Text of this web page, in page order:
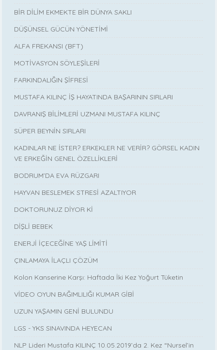
BİR DİLİM EKMEKTE BİR DÜNYA SAKLI
DÜŞÜNSEL GÜCÜN YÖNETİMİ
ALFA FREKANSI (BFT)
MOTİVASYON SÖYLEŞİLERİ
FARKINDALIĞIN ŞİFRESİ
MUSTAFA KILINÇ İŞ HAYATINDA BAŞARININ SIRLARI
DAVRANIŞ BİLİMLERİ UZMANI MUSTAFA KILINÇ
SÜPER BEYNİN SIRLARI
KADINLAR NE İSTER? ERKEKLER NE VERİR? GÖRSEL KADIN
VE ERKEĞİN GENEL ÖZELLİKLERİ
BODRUM’DA EVA RÜZGARI
HAYVAN BESLEMEK STRESİ AZALTIYOR
DOKTORUNUZ DİYOR Kİ
DİŞLİ BEBEK
ENERJİ İÇECEĞİNE YAŞ LİMİTİ
ÇINLAMAYA İLAÇLI ÇÖZÜM
Kolon Kanserine Karşı: Haftada İki Kez Yoğurt Tüketin
VİDEO OYUN BAĞIMLILIĞI KUMAR GİBİ
UZUN YAŞAMIN GENİ BULUNDU
LGS - YKS SINAVINDA HEYECAN
NLP Lideri Mustafa KILINÇ 10.05.2019’da 2. Kez “Nursel’in